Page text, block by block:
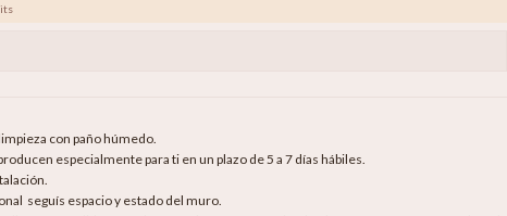
con paño húmedo.
especialmente para ti en un plazo de 5 a 7 días hábiles.
seguís espacio y estado del muro.